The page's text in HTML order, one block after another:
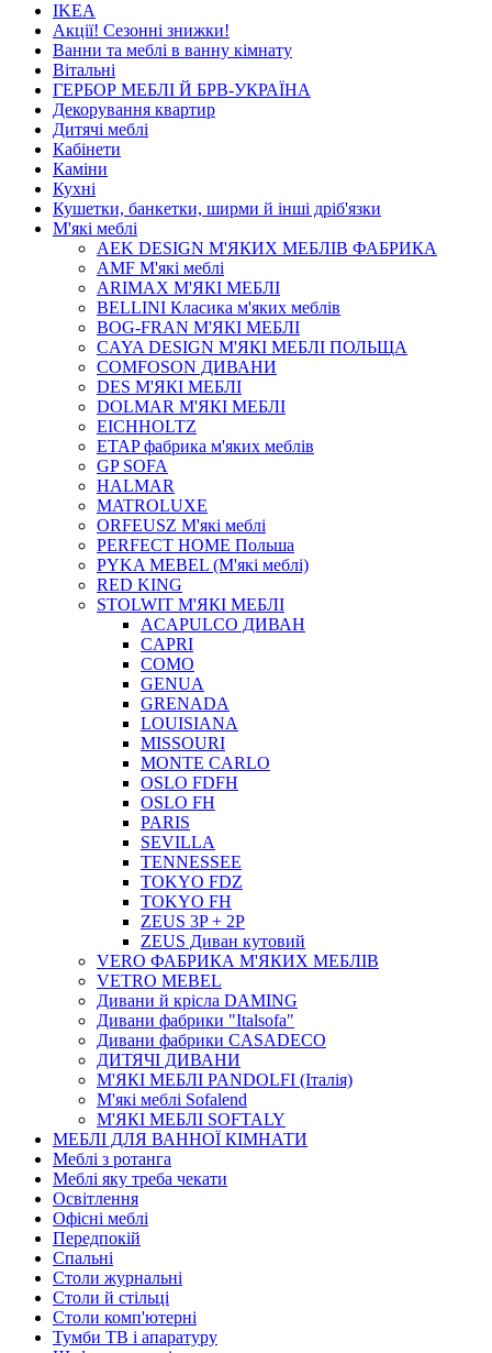
IKEA
Акції! Сезонні знижки!
Ванни та меблі в ванну кімнату
Вітальні
ГЕРБОР МЕБЛІ Й БРВ-УКРАЇНА
Декорування квартир
Дитячі меблі
Кабінети
Каміни
Кухні
Кушетки, банкетки, ширми й інші дріб'язки
М'які меблі
AEK DESIGN М'ЯКИХ МЕБЛІВ ФАБРИКА
AMF М'які меблі
ARIMAX М'ЯКІ МЕБЛІ
BELLINI Класика м'яких меблів
BOG-FRAN М'ЯКІ МЕБЛІ
CAYA DESIGN М'ЯКІ МЕБЛІ ПОЛЬЩА
COMFOSON ДИВАНИ
DES М'ЯКІ МЕБЛІ
DOLMAR М'ЯКІ МЕБЛІ
EICHHOLTZ
ETAP фабрика м'яких меблів
GP SOFA
HALMAR
MATROLUXE
ORFEUSZ М'які меблі
PERFECT HOME Польша
PYKA MEBEL (М'які меблі)
RED KING
STOLWIT М'ЯКІ МЕБЛІ
ACAPULCO ДИВАН
CAPRI
COMO
GENUA
GRENADA
LOUISIANA
MISSOURI
MONTE CARLO
OSLO FDFH
OSLO FH
PARIS
SEVILLA
TENNESSEE
TOKYO FDZ
TOKYO FH
ZEUS 3P + 2P
ZEUS Диван кутовий
VERO ФАБРИКА М'ЯКИХ МЕБЛІВ
VETRO MEBEL
Дивани й крісла DAMING
Дивани фабрики "Italsofa"
Дивани фабрики CASADECO
ДИТЯЧІ ДИВАНИ
М'ЯКІ МЕБЛІ PANDOLFI (Італія)
М'які меблі Sofalend
М'ЯКІ МЕБЛІ SOFTALY
МЕБЛІ ДЛЯ ВАННОЇ КІМНАТИ
Меблі з ротанга
Меблі яку треба чекати
Освітлення
Офісні меблі
Передпокій
Спальні
Столи журнальні
Столи й стільці
Столи комп'ютерні
Тумби ТВ і апаратуру